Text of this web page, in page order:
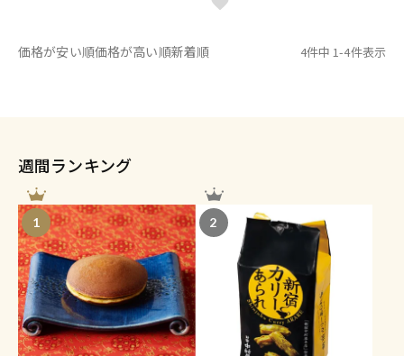
価格が安い順価格が高い順新着順 4件中 1-4件表示
週間ランキング
1 2